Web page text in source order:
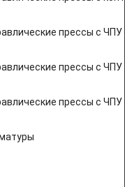
прессы с
прессы с ЧПУ
прессы с